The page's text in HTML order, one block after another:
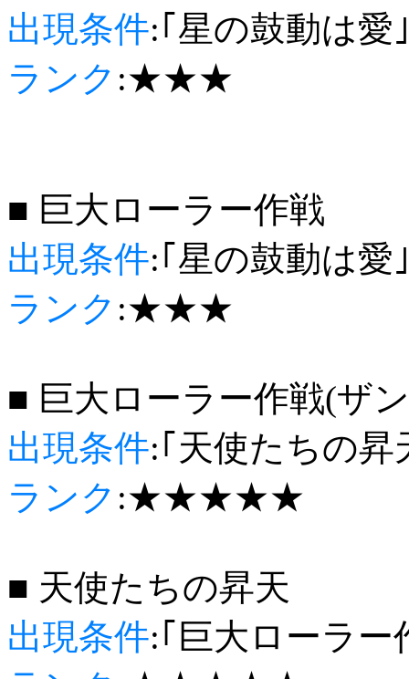
出現条件:｢星の鼓動は愛
ランク :★★★
■ 巨大ローラー作戦
出現条件:｢星の鼓動は愛
ランク :★★★
■ 巨大ローラー作戦(ザ
出現条件:｢天使たちの昇
ランク :★★★★★
■ 天使たちの昇天
出現条件:｢巨大ローラー